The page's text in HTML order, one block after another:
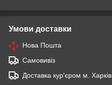
Умови доставки
Нова Пошта
Самовивіз
Доставка кур'єром м. Харків